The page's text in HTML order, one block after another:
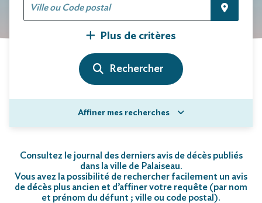
Plus de critères
Affiner mes recherches
Consultez le journal des derniers avis de décès publiés
dans la ville de Palaiseau.
Vous avez la possibilité de rechercher facilement un avis
de décès plus ancien et d’affiner votre requête (par nom
et prénom du défunt ; ville ou code postal).